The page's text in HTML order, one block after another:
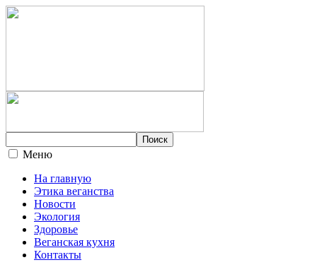
Меню
На главную
Этика веганства
Новости
Экология
Здоровье
Веганская кухня
Контакты